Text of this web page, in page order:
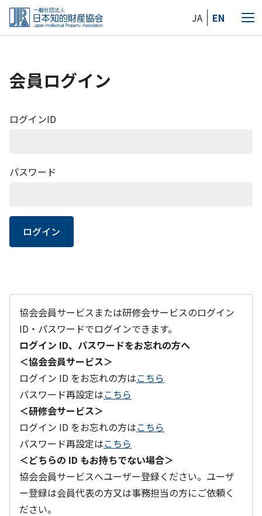
Skip
the
JA EN
メ
会員ログイン
ログインID
パスワード
ログイン
協会会員サービスまたは研修会サービスのログイン
ID・パスワードでログインできます。
ログイン ID、パスワードをお忘れの方へ
＜協会会員サービス＞
ログイン ID をお忘れの方はこちら
パスワード再設定はこちら
＜研修会サービス＞
ログイン ID をお忘れの方はこちら
パスワード再設定はこちら
＜どちらの ID もお持ちでない場合＞
協会会員サービスへユーザー登録ください。ユーザ
ー登録は会員代表の方又は事務担当の方にご依頼く
ださい。